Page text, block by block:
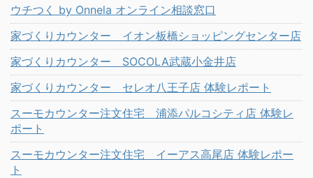
ウチつく by Onnela オンライン相談窓口
家づくりカウンター イオン板橋ショッピングセンター店
家づくりカウンター SOCOLA武蔵小金井店
家づくりカウンター セレオ八王子店 体験レポート
スーモカウンター注文住宅 浦添パルコシティ店 体験レ
ポート
スーモカウンター注文住宅 イーアス高尾店 体験レポー
ト